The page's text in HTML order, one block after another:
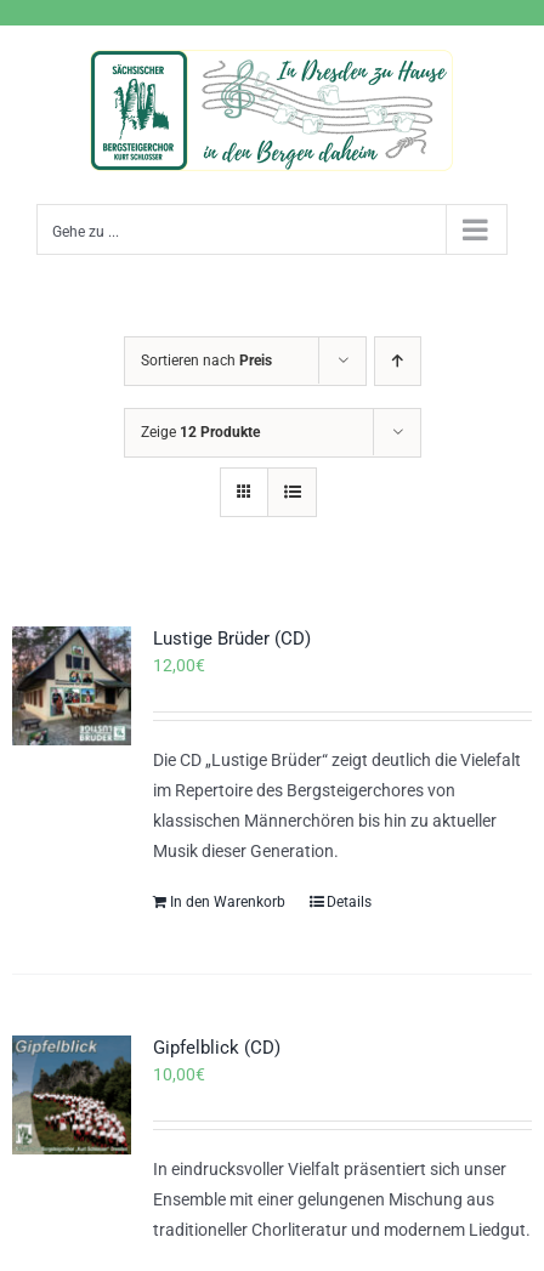
Gehe zu ...
Sortieren nach Preis
Zeige 12 Produkte
Lustige Brüder (CD)
12,00€
Die CD „Lustige Brüder“ zeigt deutlich die Vielefalt
im Repertoire des Bergsteigerchores von
klassischen Männerchören bis hin zu aktueller
Musik dieser Generation.
In den Warenkorb Details
Gipfelblick (CD)
10,00€
In eindrucksvoller Vielfalt präsentiert sich unser
Ensemble mit einer gelungenen Mischung aus
traditioneller Chorliteratur und modernem Liedgut.